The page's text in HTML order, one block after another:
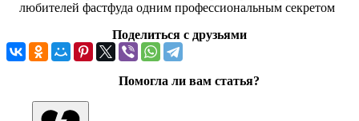
Поделиться с друзьями
Помогла ли вам статья?